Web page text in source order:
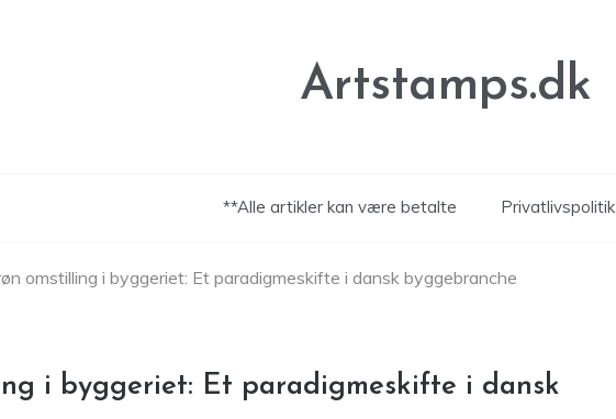
Artstamps.dk
**Alle artikler kan være betalte Privatlivspolitik
omstilling i byggeriet: Et paradigmeskifte i dansk byggebranche
i byggeriet: Et paradigmeskifte i dansk